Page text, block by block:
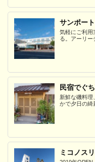
サンポー
気軽にご利用
る。アーリー
民宿でぐ
新鮮な磯料理
かで夕日の綺
ミコノス